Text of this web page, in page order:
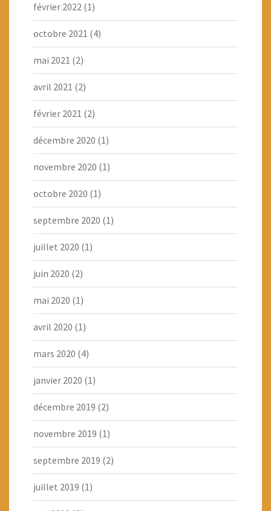
février 2022 (1)
octobre 2021 (4)
mai 2021 (2)
avril 2021 (2)
février 2021 (2)
décembre 2020 (1)
novembre 2020 (1)
octobre 2020 (1)
septembre 2020 (1)
juillet 2020 (1)
juin 2020 (2)
mai 2020 (1)
avril 2020 (1)
mars 2020 (4)
janvier 2020 (1)
décembre 2019 (2)
novembre 2019 (1)
septembre 2019 (2)
juillet 2019 (1)